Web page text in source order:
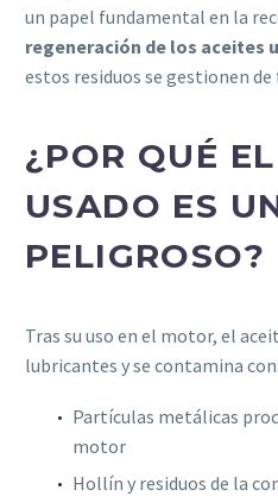
un papel fundamental en la
regeneración de los aceites
estos residuos se gestionen
¿POR QUÉ
USADO ES
PELIGROSO?
Tras su uso en el motor, el
lubricantes y se contamina con:
Partículas metálicas
motor
Hollín y residuos de la